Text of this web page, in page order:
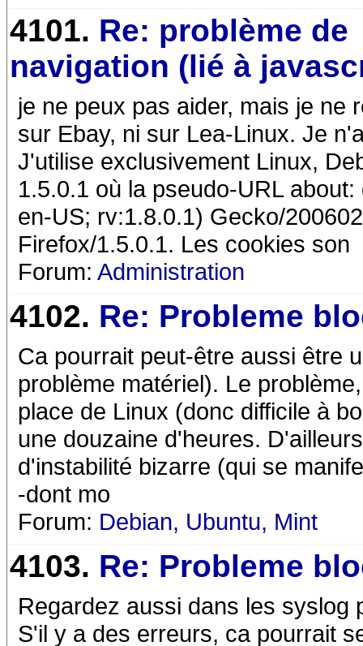
4101. Re: problème de
navigation (lié à
je ne peux pas aider, mais je ne
sur Ebay, ni sur Lea-Linux. Je
J'utilise exclusivement Linux,
1.5.0.1 où la pseudo-URL
en-US; rv:1.8.0.1) Gecko/
Firefox/1.5.0.1. Les cookies son
Forum: Administration
4102. Re: Probleme
Ca pourrait peut-être aussi être
problème matériel). Le
place de Linux (donc difficile à
une douzaine d'heures.
d'instabilité bizarre (qui se
-dont mo
Forum: Debian, Ubuntu, Mint
4103. Re: Probleme
Regardez aussi dans les syslog
S'il y a des erreurs, ca pourrait